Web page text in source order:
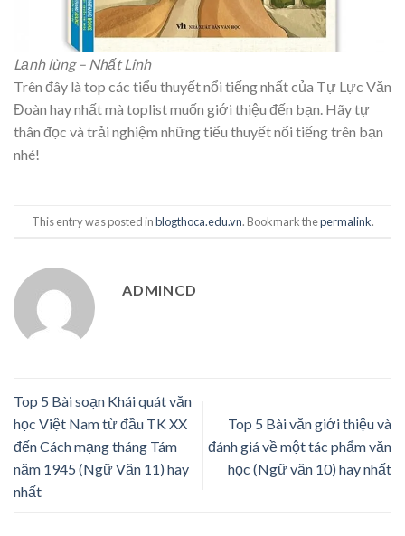
Lạnh lùng – Nhất Linh
Trên đây là top các tiểu thuyết nổi tiếng nhất của Tự Lực Văn
Đoàn hay nhất mà toplist muốn giới thiệu đến bạn. Hãy tự
thân đọc và trải nghiệm những tiểu thuyết nổi tiếng trên bạn
nhé!
This entry was posted inblogthoca.edu.vn. Bookmark thepermalink.
ADMINCD
Top 5 Bài soạn Khái quát văn
học Việt Nam từ đầu TK XX
đến Cách mạng tháng Tám
năm 1945 (Ngữ Văn 11) hay
nhất
Top 5 Bài văn giới thiệu và
đánh giá về một tác phẩm văn
học (Ngữ văn 10) hay nhất